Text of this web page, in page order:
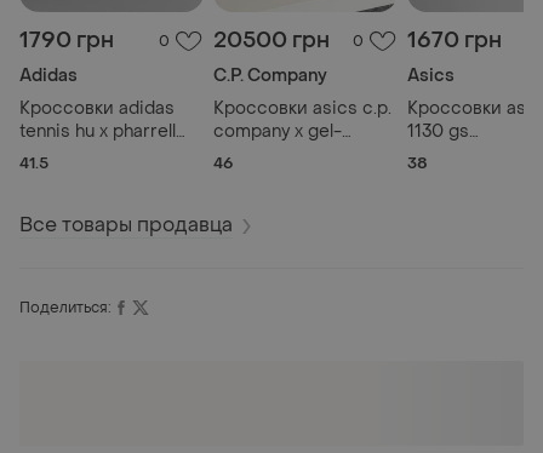
1790 грн 0
Adidas
Кроссовки adidas
tennis hu x pharrell
williams cq2168
41.5
20500 грн 0
C.P. Company
Кроссовки asics c.p.
company x gel-
quantum 360 8 grey
46
1670 грн
Asics
Кроссовки
1130 gs
white/metallic
38
Все товары продавца
Поделиться: